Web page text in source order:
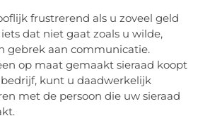
frustrerend als u zoveel geld
dat niet gaat zoals u wilde,
gebrek aan communicatie.
op maat gemaakt sieraad koopt
kunt u daadwerkelijk
met de persoon die uw sieraad